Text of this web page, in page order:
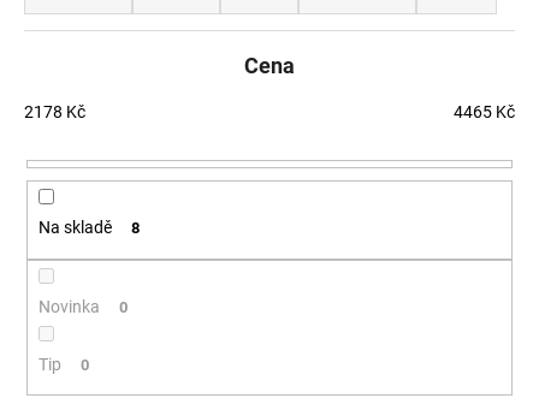
Cena
2178 Kč 4465 Kč
Na skladě 8
Novinka 0
Tip 0
?